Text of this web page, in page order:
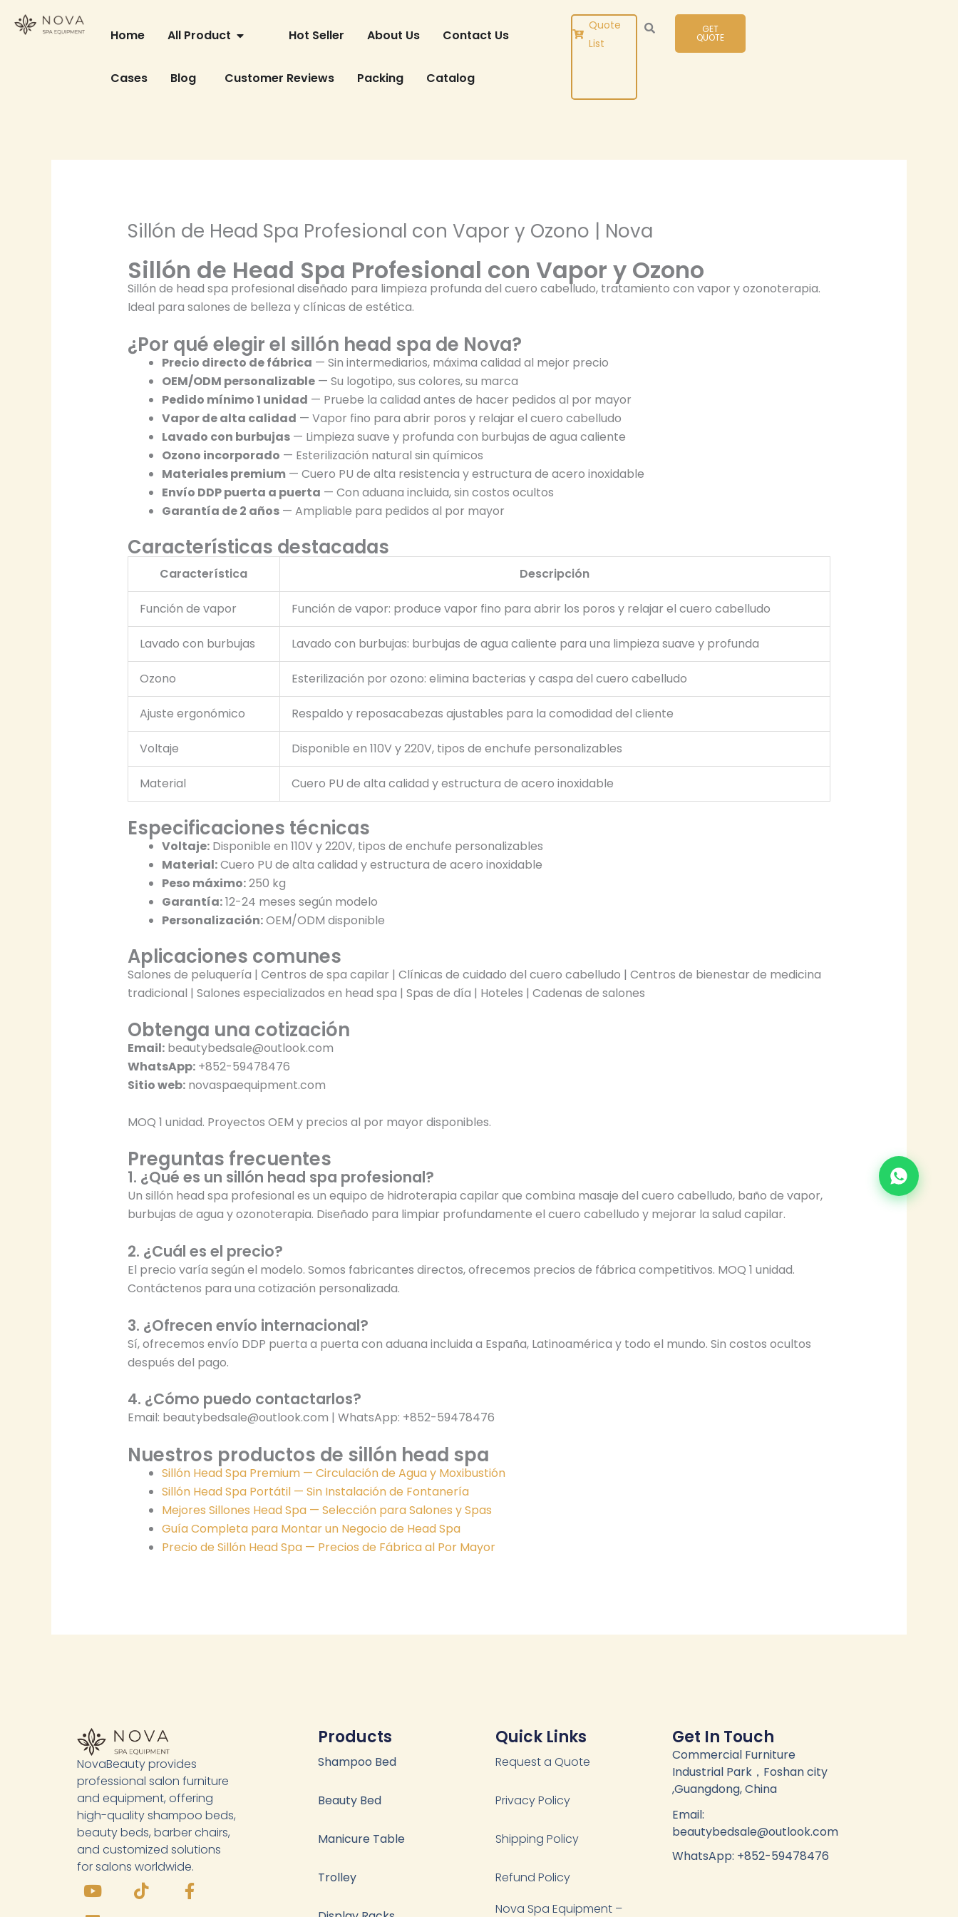
Home All Product Hot Seller About Us Contact Us
Cases Blog Customer Reviews Packing Catalog
Quote
List
GET
QUOTE
Sillón de Head Spa Profesional con Vapor y Ozono | Nova
Sillón de Head Spa Profesional con Vapor y Ozono
Sillón de head spa profesional diseñado para limpieza profunda del cuero cabelludo, tratamiento con vapor y ozonoterapia.
Ideal para salones de belleza y clínicas de estética.
¿Por qué elegir el sillón head spa de Nova?
Precio directo de fábrica — Sin intermediarios, máxima calidad al mejor precio
OEM/ODM personalizable— Su logotipo, sus colores, su marca
Pedido mínimo 1 unidad — Pruebe la calidad antes de hacer pedidos al por mayor
Vapor de alta calidad — Vapor fino para abrir poros y relajar el cuero cabelludo
Lavado con burbujas— Limpieza suave y profunda con burbujas de agua caliente
Ozono incorporado — Esterilización natural sin químicos
Materiales premium— Cuero PU de alta resistencia y estructura de acero inoxidable
Envío DDP puerta a puerta — Con aduana incluida, sin costos ocultos
Garantía de 2 años— Ampliable para pedidos al por mayor
Características destacadas
Característica Descripción
Función de vapor Función de vapor: produce vapor fino para abrir los poros y relajar el cuero cabelludo
Lavado con burbujas Lavado con burbujas: burbujas de agua caliente para una limpieza suave y profunda
Ozono Esterilización por ozono: elimina bacterias y caspa del cuero cabelludo
Ajuste ergonómico Respaldo y reposacabezas ajustables para la comodidad del cliente
Voltaje Disponible en 110V y 220V, tipos de enchufe personalizables
Material Cuero PU de alta calidad y estructura de acero inoxidable
Especificaciones técnicas
Voltaje:Disponible en 110V y 220V, tipos de enchufe personalizables
Material:Cuero PU de alta calidad y estructura de acero inoxidable
Peso máximo:250 kg
Garantía:12-24 meses según modelo
Personalización:OEM/ODM disponible
Aplicaciones comunes
Salones de peluquería | Centros de spa capilar | Clínicas de cuidado del cuero cabelludo | Centros de bienestar de medicina
tradicional | Salones especializados en head spa | Spas de día | Hoteles | Cadenas de salones
Obtenga una cotización
Email:beautybedsale@outlook.com
WhatsApp:+852-59478476
Sitio web:novaspaequipment.com
MOQ 1 unidad. Proyectos OEM y precios al por mayor disponibles.
Preguntas frecuentes
1. ¿Qué es un sillón head spa profesional?
Un sillón head spa profesional es un equipo de hidroterapia capilar que combina masaje del cuero cabelludo, baño de vapor,
burbujas de agua y ozonoterapia. Diseñado para limpiar profundamente el cuero cabelludo y mejorar la salud capilar.
2. ¿Cuál es el precio?
El precio varía según el modelo. Somos fabricantes directos, ofrecemos precios de fábrica competitivos. MOQ 1 unidad.
Contáctenos para una cotización personalizada.
3. ¿Ofrecen envío internacional?
Sí, ofrecemos envío DDP puerta a puerta con aduana incluida a España, Latinoamérica y todo el mundo. Sin costos ocultos
después del pago.
4. ¿Cómo puedo contactarlos?
Email: beautybedsale@outlook.com | WhatsApp: +852-59478476
Nuestros productos de sillón head spa
Sillón Head Spa Premium — Circulación de Agua y Moxibustión
Sillón Head Spa Portátil — Sin Instalación de Fontanería
Mejores Sillones Head Spa — Selección para Salones y Spas
Guía Completa para Montar un Negocio de Head Spa
Precio de Sillón Head Spa — Precios de Fábrica al Por Mayor
NovaBeauty provides
professional salon furniture
and equipment, offering
high-quality shampoo beds,
beauty beds, barber chairs,
and customized solutions
for salons worldwide.
Y
o
T
i
F
a
L
i
Products
Shampoo Bed
Beauty Bed
Manicure Table
Trolley
Quick Links
Request a Quote
Privacy Policy
Shipping Policy
Refund Policy
Nova Spa Equipment –
Get In Touch
Commercial Furniture
Industrial Park，Foshan city
,Guangdong, China
Email:
beautybedsale@outlook.com
WhatsApp: +852-59478476